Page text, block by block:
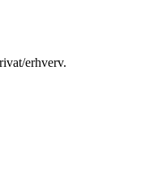
erhverv.